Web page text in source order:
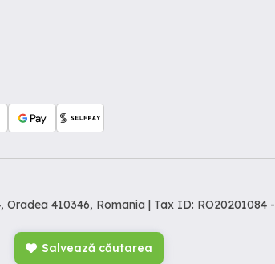
Salvează căutarea
410346, Romania | Tax ID: RO20201084 -